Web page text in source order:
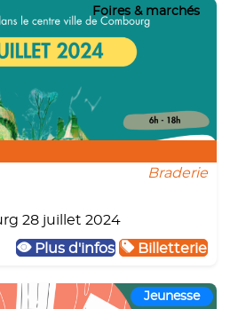
Foires & marchés
Braderie
28 juillet 2024
Plus d'infos
Billetterie
Jeunesse